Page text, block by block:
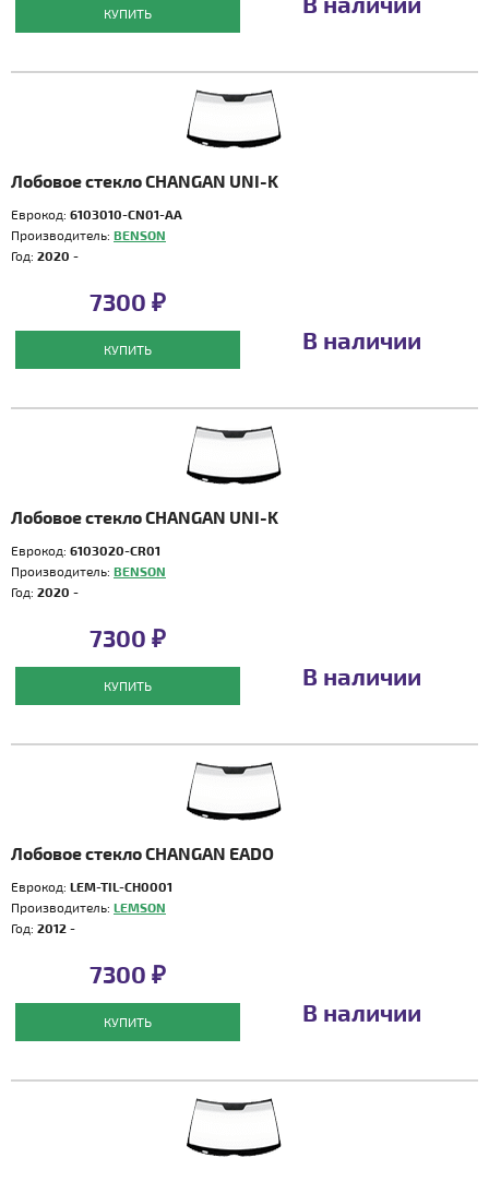
КУПИТЬ
Лобовое стекло CHANGAN UNI-K
Еврокод: 6103010-CN01-AA
Производитель: BENSON
Год: 2020 -
7300 ₽
КУПИТЬ В наличии
Лобовое стекло CHANGAN UNI-K
Еврокод: 6103020-CR01
Производитель: BENSON
Год: 2020 -
7300 ₽
КУПИТЬ В наличии
Лобовое стекло CHANGAN EADO
Еврокод: LEM-TIL-CH0001
Производитель: LEMSON
Год: 2012 -
7300 ₽
КУПИТЬ В наличии